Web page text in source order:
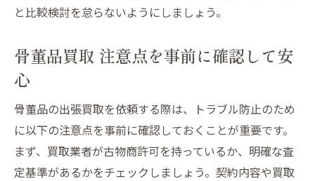
と比較検討を怠らないようにしましょう。
骨董品買取 注意点を事前に確認して安
心
骨董品の出張買取を依頼する際は、トラブル防止のため
に以下の注意点を事前に確認しておくことが重要です。
まず、買取業者が古物商許可を持っているか、明確な査
定基準があるかをチェックしましょう。契約内容や買取